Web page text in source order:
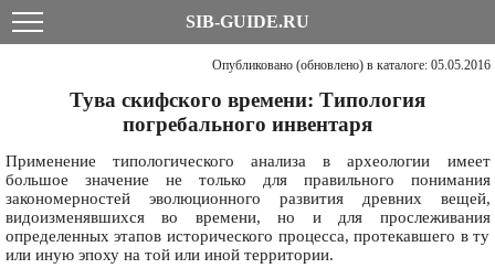
SIB-GUIDE.RU
Опубликовано (обновлено) в каталоге: 05.05.2016
Тува скифского времени: Типология
погребального инвентаря
Применение типологического анализа в археологии имеет
большое значение не только для правильного понимания
закономерностей эволюционного развития древних вещей,
видоизменявшихся во времени, но и для прослеживания
определенных этапов исторического процесса, протекавшего в ту
или иную эпоху на той или иной территории.